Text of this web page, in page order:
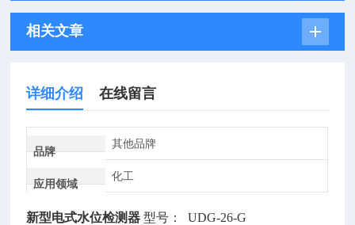
相关文章
详细介绍 在线留言
品牌
其他品牌
应用领域
化工
新型电式水位检测器 型号： UDG-26-G